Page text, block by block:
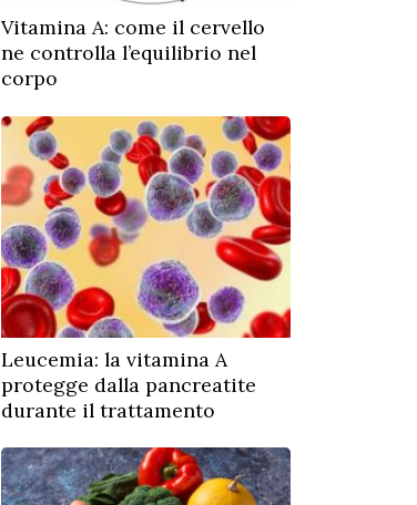
Vitamina A: come il cervello
ne controlla l’equilibrio nel
corpo
Leucemia: la vitamina A
protegge dalla pancreatite
durante il trattamento